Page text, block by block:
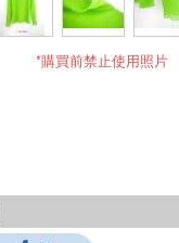
*購買前禁止使用照片